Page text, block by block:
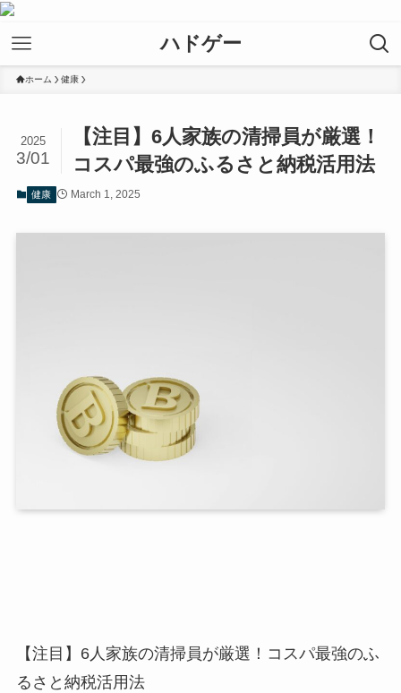
ハドゲー
ホーム 健康
【注目】6人家族の清掃員が厳選！
コスパ最強のふるさと納税活用法
2025
3/01
健康 March 1, 2025
【注目】6人家族の清掃員が厳選！コスパ最強のふ
るさと納税活用法